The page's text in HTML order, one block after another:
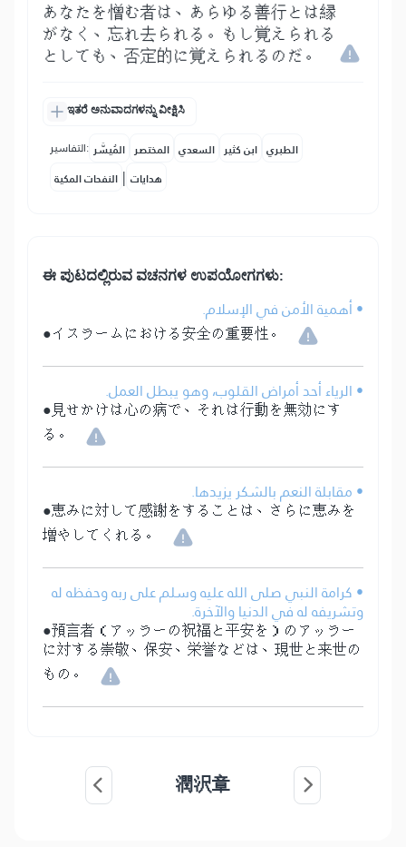
あなたを憎む者は、あらゆる善行とは縁
がなく、忘れ去られる。もし覚えられる
としても、否定的に覚えられるのだ。
ಇತರೆ ಅನುವಾದಗಳನ್ನು ವೀಕ್ಷಿಸಿ
التفاسير: المُيسَّر المختصر السعدي ابن كثير الطبري
النفحات المكية | هدايات
ಈ ಪುಟದಲ್ಲಿರುವ ವಚನಗಳ ಉಪಯೋಗಗಳು:
• أهمية الأمن في الإسلام.
●イスラームにおける安全の重要性。
• الرياء أحد أمراض القلوب، وهو يبطل العمل.
●見せかけは心の病で、それは行動を無効にす
る。
• مقابلة النعم بالشكر يزيدها.
●恵みに対して感謝をすることは、さらに恵みを
増やしてくれる。
• كرامة النبي صلى الله عليه وسلم على ربه وحفظه له
وتشريفه له في الدنيا والآخرة.
●預言者（アッラーの祝福と平安を）のアッラー
に対する崇敬、保安、栄誉などは、現世と来世の
もの。
潤沢章